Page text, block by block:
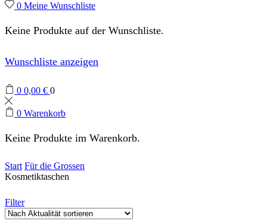
0 Meine Wunschliste
Keine Produkte auf der Wunschliste.
Wunschliste anzeigen
0 0,00 € 0
0 Warenkorb
Keine Produkte im Warenkorb.
Start Für die Grossen
Kosmetiktaschen
Filter